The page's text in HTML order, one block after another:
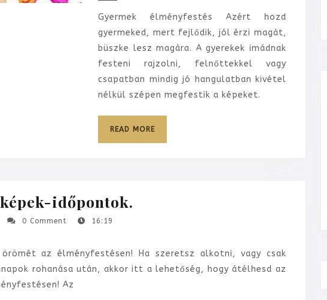
Gyermek élményfestés Azért hozd
gyermeked, mert fejlődik, jól érzi magát,
büszke lesz magára. A gyerekek imádnak
festeni rajzolni, felnőttekkel vagy
csapatban mindig jó hangulatban kivétel
nélkül szépen megfestik a képeket.
READ MOREREAD
időpontok.
feva 0 Comment 16:19
az élményfestésen! Ha szeretsz alkotni, vagy csak
rohanása után, akkor itt a lehetőség, hogy átélhesd az
Az